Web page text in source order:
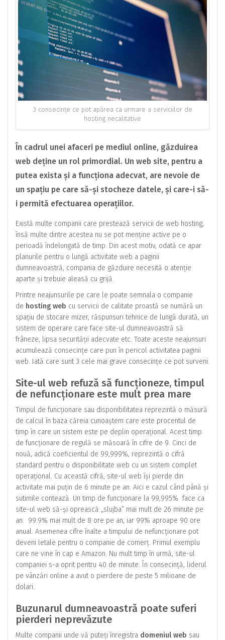
3 consecințe ce pot apărea ca urmare a serviciilor de
hosting necalitative
În cadrul unei afaceri pe mediul online, găzduirea
web deține un rol primordial. Un web site, pentru a
putea exista și a funcționa adecvat, are nevoie de
un spațiu pe care să-și stocheze datele, și care-i să-
i permită efectuarea operațiilor.
Există multe companii care prestează servicii de web hosting,
însă multe dintre acestea nu se pot menține active pe o
perioadă îndelungată de timp. Din acest motiv, odată ce apar
planurile pentru o lungă activitate web a paginii
dumneavoastră, compania de găzduire necesită o atenție
aparte și trebuie aleasă cu grijă.
Printre neajunsurile pe care le poate semnala o companie
de hosting web cu servicii de calitate proastă se numără un
spațiu de stocare mizer, răspunsuri tehnice de lungă durată, un
sistem de operare care face site-ul dumneavoastră să
frâneze, lipsa securității adecvate etc. Toate aceste neajunsuri
acumulează consecințe care pun în pericol activitatea paginii
web. Iată care sunt 3 cele mai grave consecințe ce pot surveni.
Site-ul web refuză să funcționeze, timpul
de nefuncționare este mult prea mare
Timpul de funcționare sau disponibilitatea reprezintă o măsură
de calcul în baza căreia cunoaștem care este procentul de
timp în care un sistem este pe deplin operațional. Acest timp
de funcționare de regulă se măsoară în cifre de 9. Cinci de
nouă, adică coeficientul de 99,999%, reprezintă o cifră
standard pentru o disponibilitate web cu un sistem complet
operațional. Cu această cifră, site-ul web își pierde din
activitate mai puțin de 6 minute pe an. Aici e cazul când până și
sutimile contează. Un timp de funcționare la 99,995% face ca
site-ul web să-și oprească „slujba” mai mult de 26 minute pe
an. 99.9% mai mult de 8 ore pe an, iar 99% aproape 90 ore
anual. Asemenea cifre înalte a timpului de nefuncționare pot
deveni letale pentru o companie de comerț. Primul exemplu
care ne vine în cap e Amazon. Nu mult timp în urmă, site-ul
companiei s-a oprit pentru 40 de minute. În consecință, liderul
pe vânzări online a avut o pierdere de peste 5 milioane de
dolari.
Buzunarul dumneavoastră poate suferi
pierderi neprevăzute
Multe companii unde vă puteți înregistra domeniul web sau